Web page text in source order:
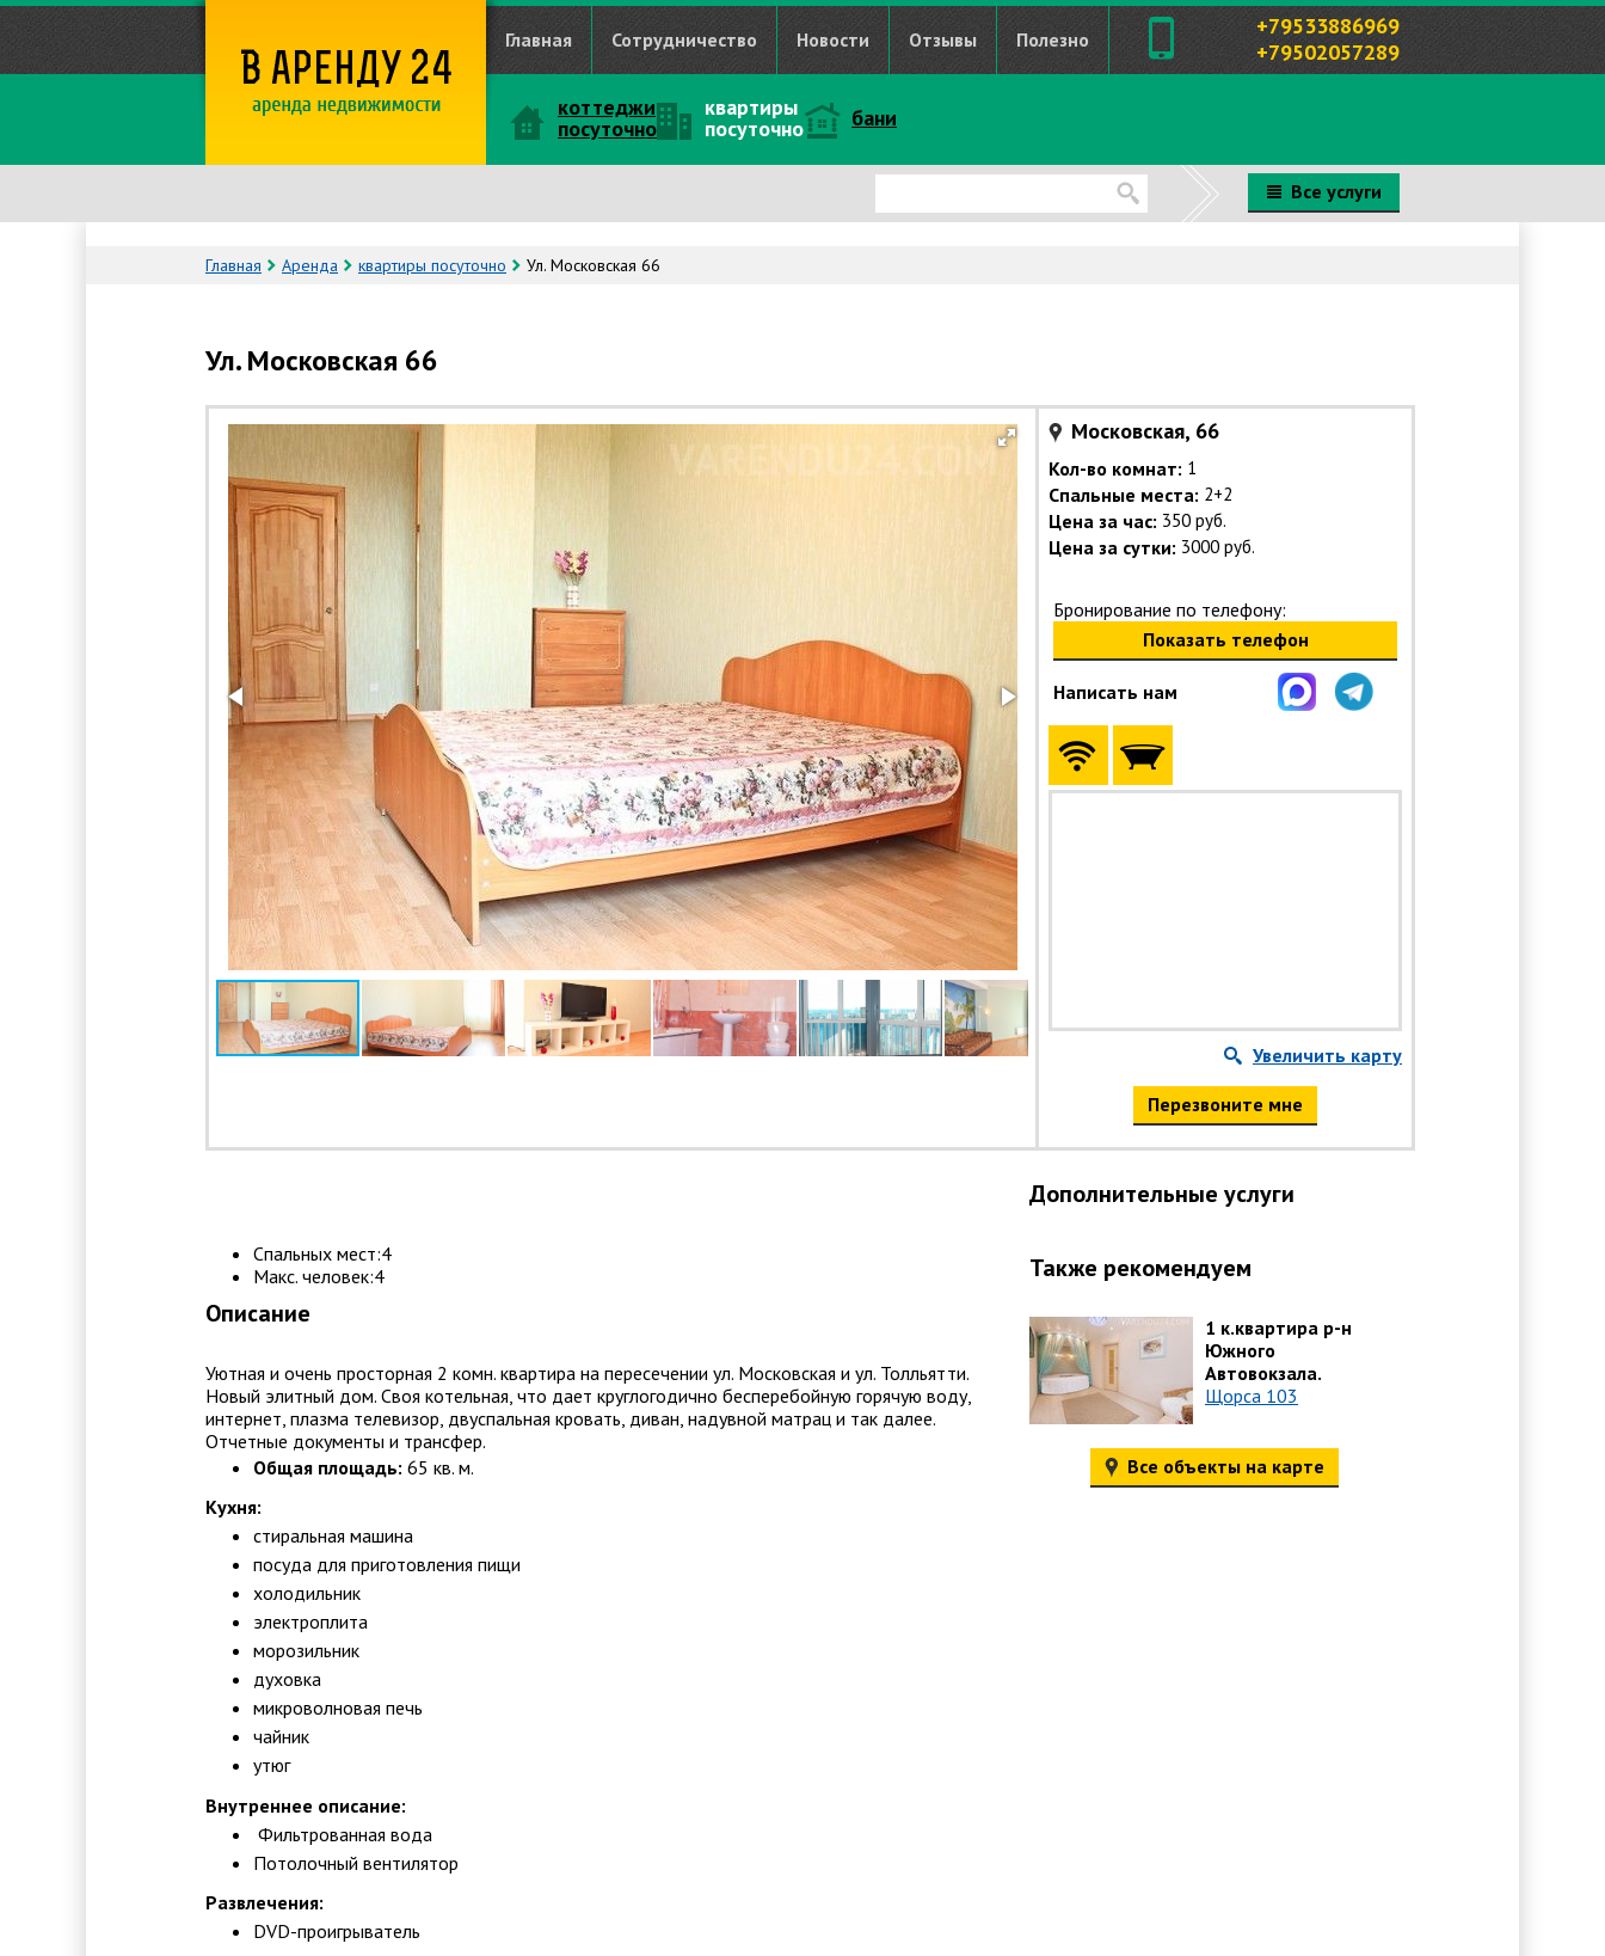
Главная Сотрудничество Новости Отзывы Полезно
+79533886969
+79502057289
коттеджи
посуточно
квартиры
посуточно бани
Все услуги
Главная Аренда квартиры посуточно Ул. Московская 66
Ул. Московская 66
Московская, 66
Кол-во комнат: 1
Спальные места: 2+2
Цена за час: 350 руб.
Цена за сутки: 3000 руб.
Бронирование по телефону:
Показать телефон
Написать нам
Увеличить карту
Перезвоните мне
Спальных мест:4
Макс. человек:4
Описание
Уютная и очень просторная 2 комн. квартира на пересечении ул. Московская и ул. Толльятти.
Новый элитный дом. Своя котельная, что дает круглогодично бесперебойную горячую воду,
интернет, плазма телевизор, двуспальная кровать, диван, надувной матрац и так далее.
Отчетные документы и трансфер.
Общая площадь: 65 кв. м.
Кухня:
стиральная машина
посуда для приготовления пищи
холодильник
электроплита
морозильник
духовка
микроволновая печь
чайник
утюг
Внутреннее описание:
Фильтрованная вода
Потолочный вентилятор
Развлечения:
DVD-проигрыватель
Дополнительные услуги
Также рекомендуем
1 к.квартира р-н
Южного
Автовокзала.
Щорса 103
Все объекты на карте